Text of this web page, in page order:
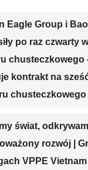
Eagle Group i
po raz czwarty
kontrakt na
świat,
rozwój |
VPPE Vietnam